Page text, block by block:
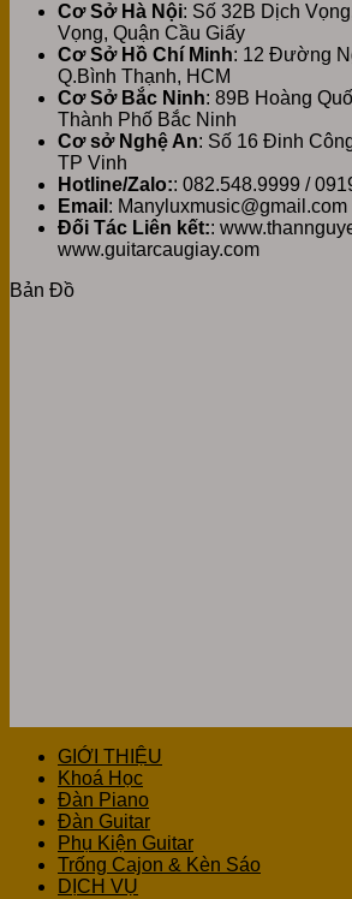
Cơ Sở Hà Nội: Số 32B Dịch
Vọng, Quận Cầu Giấy
Cơ Sở Hồ Chí Minh: 12 Đường
Q.Bình Thạnh, HCM
Cơ Sở Bắc Ninh: 89B Hoàng
Thành Phố Bắc Ninh
Cơ sở Nghệ An: Số 16 Đinh
TP Vinh
Hotline/Zalo:: 082.548.9999 /
Email : Manyluxmusic@gmail.com
Đối Tác Liên kết::
www.guitarcaugiay.com
Bản Đồ
GIỚI THIỆU
Khoá Học
Đàn Piano
Đàn Guitar
Phụ Kiện Guitar
Trống Cajon & Kèn Sáo
DỊCH VỤ